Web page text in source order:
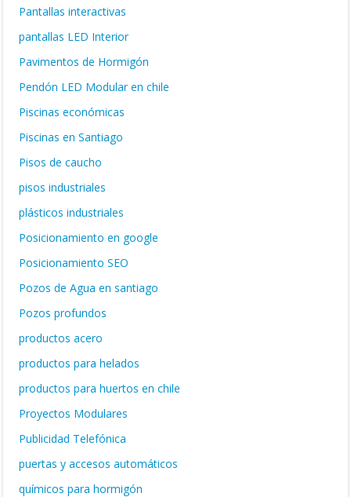
Pantallas interactivas
pantallas LED Interior
Pavimentos de Hormigón
Pendón LED Modular en chile
Piscinas económicas
Piscinas en Santiago
Pisos de caucho
pisos industriales
plásticos industriales
Posicionamiento en google
Posicionamiento SEO
Pozos de Agua en santiago
Pozos profundos
productos acero
productos para helados
productos para huertos en chile
Proyectos Modulares
Publicidad Telefónica
puertas y accesos automáticos
químicos para hormigón